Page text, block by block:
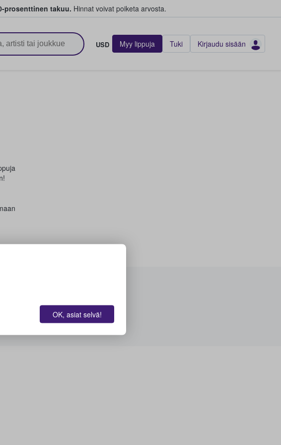
prosenttinen takuu. Hinnat voivat poiketa arvosta.
USD Myy lippuja Tuki Kirjaudu sisään
OK, asiat selvä!